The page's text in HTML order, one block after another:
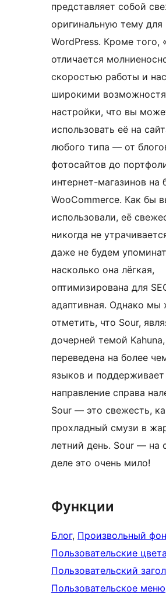
представляет собой
оригинальную тему для
WordPress. Кроме того,
отличается
скоростью работы и
широкими
настройки, что вы
использовать её на
любого типа — от
фотосайтов до
интернет-магазинов на
WooCommerce. Как бы
использовали, её
никогда не
даже не будем
насколько она лёгкая,
оптимизирована для
адаптивная. Однако мы
отметить, что Sour,
дочерней темой
переведена на более
языков и поддерживает
направление справа
Sour — это свежесть,
прохладный смузи в
летний день. Sour — на
деле это очень мило!
Функции
Блог, Произвольный фон
Пользовательские цвета
Пользовательский
Пользовательское меню